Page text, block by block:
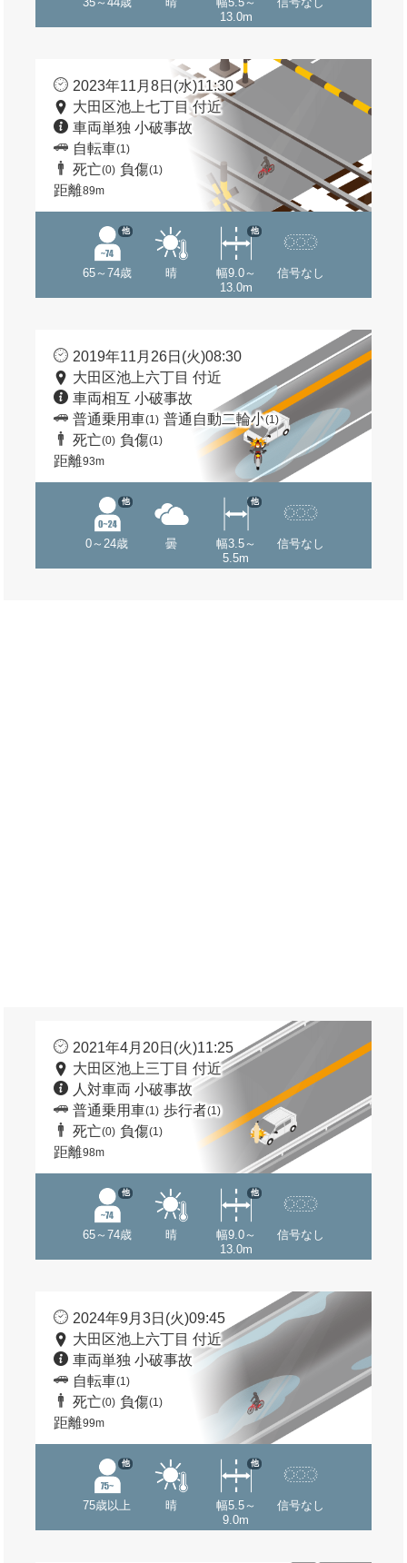
13.0m
2023年11月8日(水)11:30
大田区池上七丁目 付近
車両単独 小破事故
自転車(1)
死亡(0) 負傷(1)
距離89m
65～74歳
他
晴
幅9.0～
13.0m
他
信号なし
2019年11月26日(火)08:30
大田区池上六丁目 付近
車両相互 小破事故
普通乗用車(1) 普通自動二輪小(1)
死亡(0) 負傷(1)
距離93m
0～24歳
他
曇
幅3.5～
5.5m
他
信号なし
2021年4月20日(火)11:25
大田区池上三丁目 付近
人対車両 小破事故
普通乗用車(1) 歩行者(1)
死亡(0) 負傷(1)
距離98m
65～74歳
他
晴
幅9.0～
13.0m
他
信号なし
2024年9月3日(火)09:45
大田区池上六丁目 付近
車両単独 小破事故
自転車(1)
死亡(0) 負傷(1)
距離99m
75歳以上
他
晴
幅5.5～
9.0m
他
信号なし